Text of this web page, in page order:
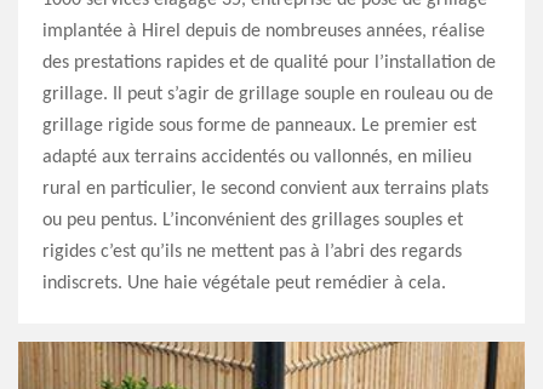
implantée à Hirel depuis de nombreuses années, réalise
des prestations rapides et de qualité pour l’installation de
grillage. Il peut s’agir de grillage souple en rouleau ou de
grillage rigide sous forme de panneaux. Le premier est
adapté aux terrains accidentés ou vallonnés, en milieu
rural en particulier, le second convient aux terrains plats
ou peu pentus. L’inconvénient des grillages souples et
rigides c’est qu’ils ne mettent pas à l’abri des regards
indiscrets. Une haie végétale peut remédier à cela.